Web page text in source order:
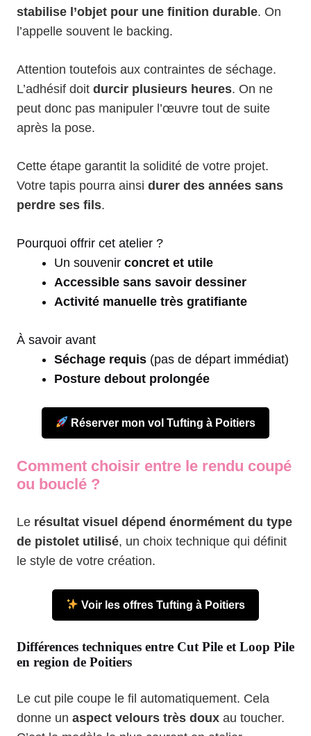
stabilise l’objet pour une finition durable. On
l’appelle souvent le backing.
Attention toutefois aux contraintes de séchage.
L’adhésif doit durcir plusieurs heures. On ne
peut donc pas manipuler l’œuvre tout de suite
après la pose.
Cette étape garantit la solidité de votre projet.
Votre tapis pourra ainsi durer des années sans
perdre ses fils.
Pourquoi offrir cet atelier ?
Un souvenir concret et utile
Accessible sans savoir dessiner
Activité manuelle très gratifiante
À savoir avant
Séchage requis (pas de départ immédiat)
Posture debout prolongée
Réserver mon vol Tufting à Poitiers
Comment choisir entre le rendu coupé
ou bouclé ?
Le résultat visuel dépend énormément du type
de pistolet utilisé, un choix technique qui définit
le style de votre création.
Voir les offres Tufting à Poitiers
Différences techniques entre Cut Pile et Loop Pile
en region de Poitiers
Le cut pile coupe le fil automatiquement. Cela
donne un aspect velours très doux au toucher.